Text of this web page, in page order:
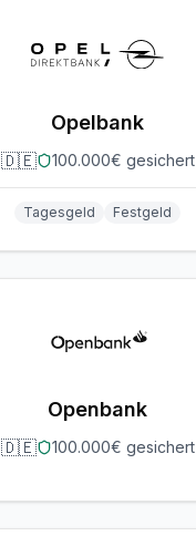
Opelbank
🇩🇪 100.000€ gesichert
Tagesgeld Festgeld
Openbank
🇩🇪 100.000€ gesichert